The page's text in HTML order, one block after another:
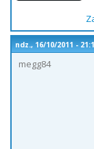
ndz., 16/10/2011 -
megg84